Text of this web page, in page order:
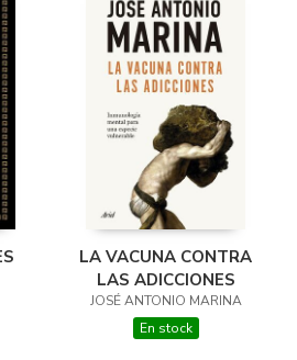
LA VACUNA CONTRA
LAS ADICCIONES
JOSÉ ANTONIO MARINA
En stock